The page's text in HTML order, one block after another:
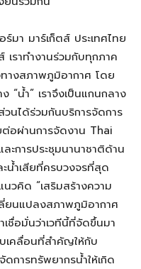
มา มาร์เก็ตส์ ประเทศไทย
เราทำงานร่วมกับทุกภาค
างสภาพภูมิอากาศ โดย
“น้ำ” เราจึงเป็นแกนกลาง
นได้ร่วมกันบริการจัดการ
อผ่านการจัดงาน Thai
ะการประชุมนานาชาติด้าน
น้ำเสียที่ครบวงจรที่สุด
นวคิด “เสริมสร้างความ
ยนแปลงสภาพภูมิอากาศ
เชื่อมั่นว่าเวทีนี้ที่จัดขึ้นมา
เคลื่อนที่สำคัญให้กับ
การทรัพยากรน้ำให้เกิด